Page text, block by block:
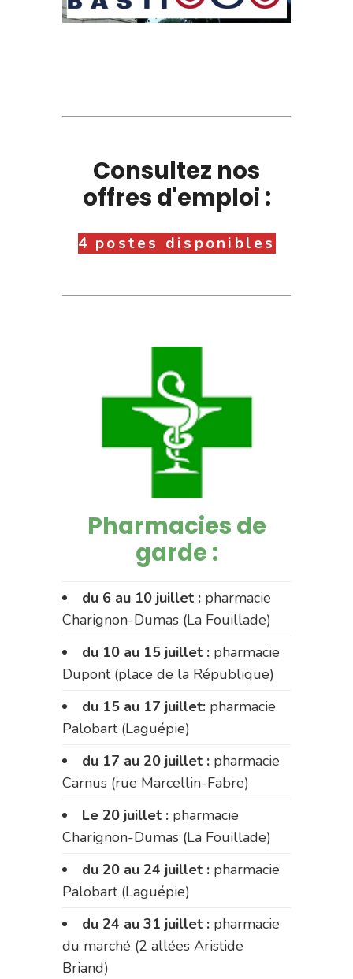
Consultez nos
offres d'emploi :
4 postes disponibles
Pharmacies de
garde :
du 6 au 10 juillet : pharmacie
Charignon-Dumas (La Fouillade)
du 10 au 15 juillet : pharmacie
Dupont (place de la République)
du 15 au 17 juillet: pharmacie
Palobart (Laguépie)
du 17 au 20 juillet : pharmacie
Carnus (rue Marcellin-Fabre)
Le 20 juillet : pharmacie
Charignon-Dumas (La Fouillade)
du 20 au 24 juillet : pharmacie
Palobart (Laguépie)
du 24 au 31 juillet : pharmacie
du marché (2 allées Aristide
Briand)